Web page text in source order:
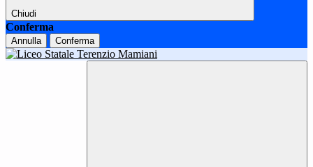
Chiudi
Conferma
Annulla Conferma